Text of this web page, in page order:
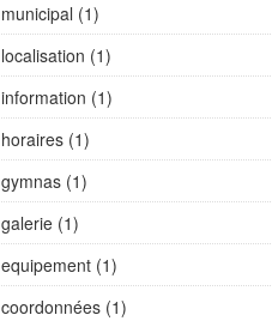
municipal (1)
localisation (1)
information (1)
horaires (1)
gymnas (1)
galerie (1)
equipement (1)
coordonnées (1)